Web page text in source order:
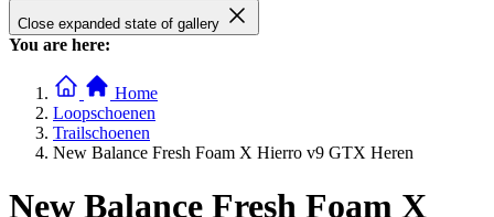
Close expanded state of gallery
You are here:
Home
Loopschoenen
Trailschoenen
New Balance Fresh Foam X Hierro v9 GTX Heren
New Balance Fresh Foam X